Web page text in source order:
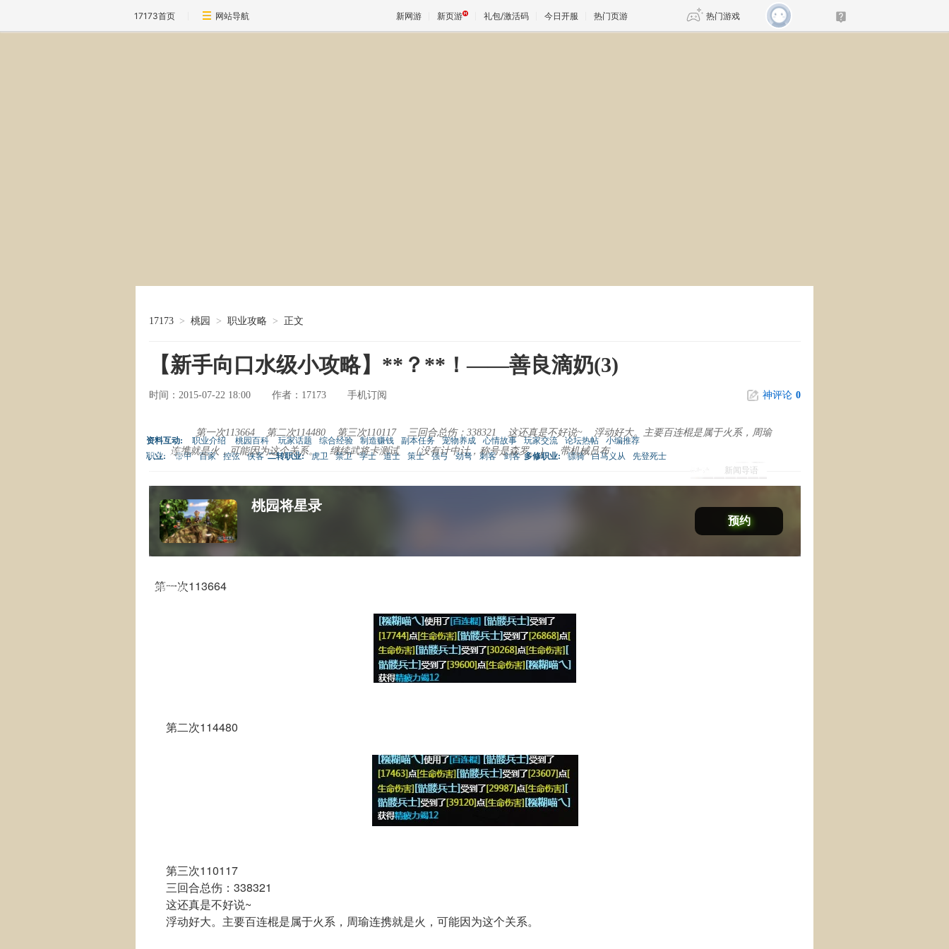
17173首页 网站导航 新网游 新页游 礼包/激活码 今日开服 热门页游 热门游戏
推荐专题
热点系统
游戏资料
热门专题
桃园视频
资料互动: 职业介绍 桃园百科 玩家话题 综合经验 制造赚钱 副本任务 宠物养成 心情故事 玩家交流 论坛热帖
小编推荐
职业:
带甲 百家 控弦 侠客 二转职业: 虎卫 禁卫 学士 道士 策士 强弓 劲弩 刺客 剑客 多修职业: 骠骑 白马义从 先登死士
17173 > 桃园 > 职业攻略 > 正文
【新手向口水级小攻略】**？**！——善良滴奶(3)
时间：2015-07-22 18:00 作者： 17173 手机订阅 神评论 0
新闻导语
第一次113664 第二次114480 第三次110117 三回合总伤：338321 这还真是不好说~ 浮动好大。主要百连棍是属于火系，周瑜
连携就是火，可能因为这个关系。 继续武将卡测试 （没有计中计，称号是森罗。） 带机械吕布
桃园将星录
预约
第一次113664
第二次114480
第三次110117
三回合总伤：338321
这还真是不好说~
浮动好大。主要百连棍是属于火系，周瑜连携就是火，可能因为这个关系。